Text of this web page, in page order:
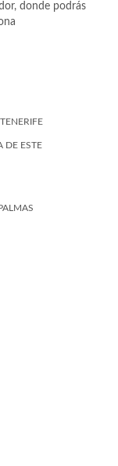
donde podrás
DE ESTE